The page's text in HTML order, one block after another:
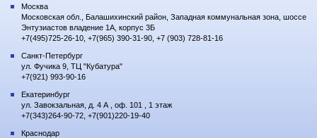
Москва
Московская обл., Балашихинский район, Западная коммунальная зона, шоссе
Энтузиастов владение 1А, корпус 3Б
+7(495)725-26-10, +7(965) 390-31-90, +7 (903) 728-81-16
Санкт-Петербург
ул. Фучика 9, ТЦ "Кубатура"
+7(921) 993-90-16
Екатеринбург
ул. Завокзальная, д. 4 А , оф. 101 , 1 этаж
+7(343)264-90-72, +7(901)220-19-40
Краснодар